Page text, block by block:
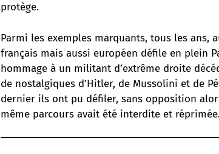
protège.
Parmi les exemples marquants, tous les ans,
français mais aussi européen défile en plein
hommage à un militant d’extrême droite
de nostalgiques d’Hitler, de Mussolini et de
dernier ils ont pu défiler, sans opposition
même parcours avait été interdite et